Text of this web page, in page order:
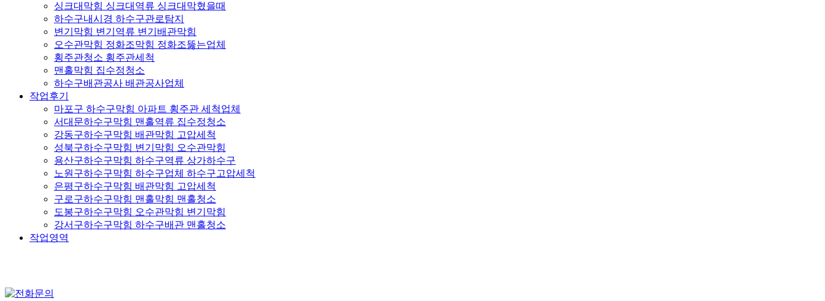
싱크대막힘 싱크대역류 싱크대막혔을때
하수구내시경 하수구관로탐지
변기막힘 변기역류 변기배관막힘
오수관막힘 정화조막힘 정화조뚫는업체
횡주관청소 횡주관세척
맨홀막힘 집수정청소
하수구배관공사 배관공사업체
작업후기
마포구 하수구막힘 아파트 횡주관 세척업체
서대문하수구막힘 맨홀역류 집수정청소
강동구하수구막힘 배관막힘 고압세척
성북구하수구막힘 변기막힘 오수관막힘
용산구하수구막힘 하수구역류 상가하수구
노원구하수구막힘 하수구업체 하수구고압세척
은평구하수구막힘 배관막힘 고압세척
구로구하수구막힘 맨홀막힘 맨홀청소
도봉구하수구막힘 오수관막힘 변기막힘
강서구하수구막힘 하수구배관 맨홀청소
작업영역